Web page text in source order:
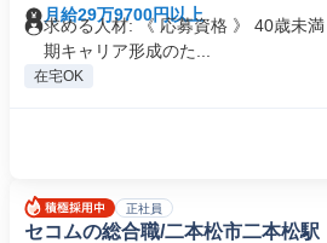
月給29万9700円以上
求める人材: 《 応募資格 》 40歳未
期キャリア形成のた...
在宅OK
正社員
セコムの総合職/二本松市二本松駅